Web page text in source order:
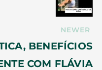
NEWER
BENEFÍCIOS
COM FLÁVIA